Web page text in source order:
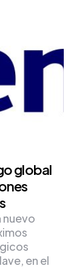
global
nuevo
en el